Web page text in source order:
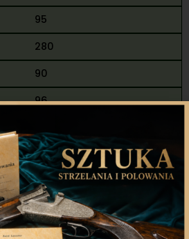
95
280
90
96
466
14
Komarewski Tomasz